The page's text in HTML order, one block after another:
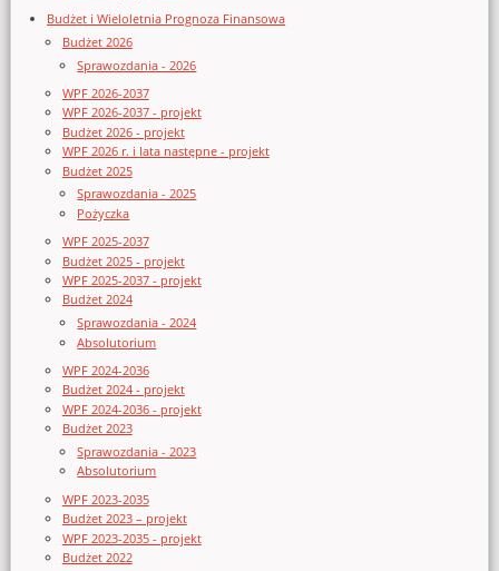
Budżet i Wieloletnia Prognoza Finansowa
Budżet 2026
Sprawozdania - 2026
WPF 2026-2037
WPF 2026-2037 - projekt
Budżet 2026 - projekt
WPF 2026 r. i lata następne - projekt
Budżet 2025
Sprawozdania - 2025
Pożyczka
WPF 2025-2037
Budżet 2025 - projekt
WPF 2025-2037 - projekt
Budżet 2024
Sprawozdania - 2024
Absolutorium
WPF 2024-2036
Budżet 2024 - projekt
WPF 2024-2036 - projekt
Budżet 2023
Sprawozdania - 2023
Absolutorium
WPF 2023-2035
Budżet 2023 – projekt
WPF 2023-2035 - projekt
Budżet 2022